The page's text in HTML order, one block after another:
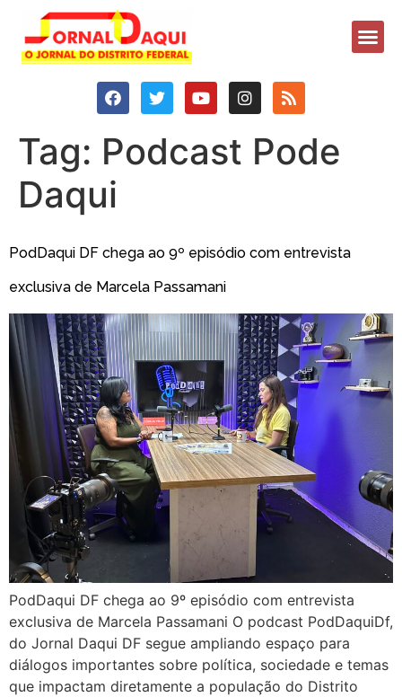
Tag: Podcast Pode
Daqui
PodDaqui DF chega ao 9º episódio com entrevista
exclusiva de Marcela Passamani
PodDaqui DF chega ao 9º episódio com entrevista
exclusiva de Marcela Passamani O podcast PodDaquiDf,
do Jornal Daqui DF segue ampliando espaço para
diálogos importantes sobre política, sociedade e temas
que impactam diretamente a população do Distrito